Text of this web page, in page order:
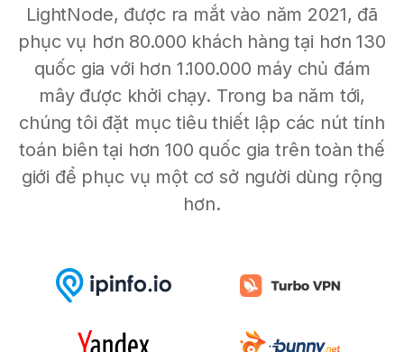
LightNode, được ra mắt vào năm 2021, đã
phục vụ hơn 80.000 khách hàng tại hơn 130
quốc gia với hơn 1.100.000 máy chủ đám
mây được khởi chạy. Trong ba năm tới,
chúng tôi đặt mục tiêu thiết lập các nút tính
toán biên tại hơn 100 quốc gia trên toàn thế
giới để phục vụ một cơ sở người dùng rộng
hơn.